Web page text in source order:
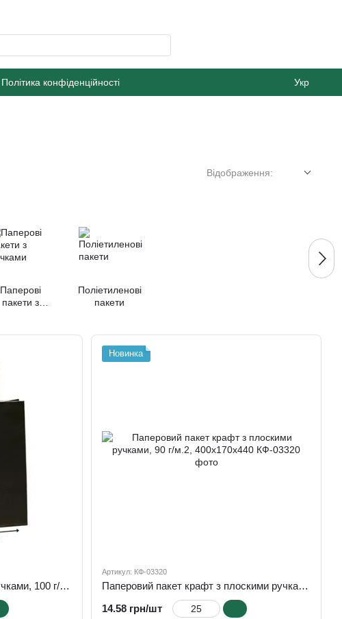
Політика конфіденційності
Укр
Відображення:
Паперові
пакети з
Поліетиленові
пакети
Паперовий пакет чорний з ручками, 100 г/м.2, 200х80х240
Новинка
Артикул: КФ-03320
Паперовий пакет крафт з плоскими ручками, 90 г/м.2, 400х170х440
14.58 грн/шт